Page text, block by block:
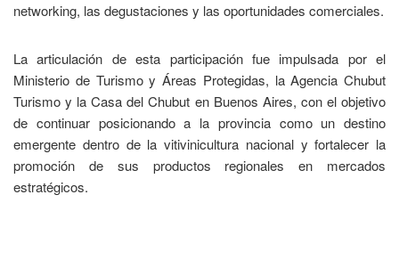
networking, las degustaciones y las oportunidades comerciales.
La articulación de esta participación fue impulsada por el
Ministerio de Turismo y Áreas Protegidas, la Agencia Chubut
Turismo y la Casa del Chubut en Buenos Aires, con el objetivo
de continuar posicionando a la provincia como un destino
emergente dentro de la vitivinicultura nacional y fortalecer la
promoción de sus productos regionales en mercados
estratégicos.